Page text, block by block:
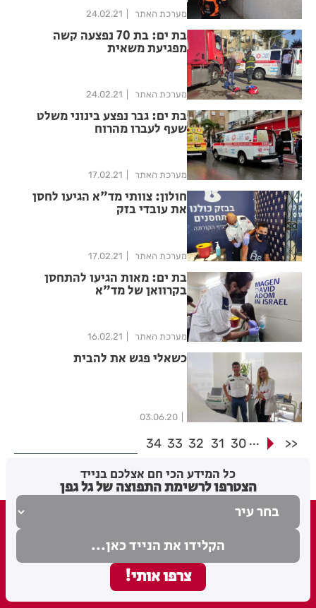
מערכת האתר 24.02.21
בת ים: בת 70 נפצעה קשה
מפגיעת משאית
מערכת האתר 24.02.21
בת ים: גבר נפצע בינוני משלט
שעף לעברו מהרוח
מערכת האתר 17.02.21
חולון: צוותי מד"א הגיעו לחסן
את עובדי בזק
מערכת האתר 17.02.21
בת ים: מאות הגיעו להתחסן
בקרוואן של מד"א
מערכת האתר 16.02.21
כשאלי פגש את להבית
03.06.20
<<
...
30
31
32
33
34
כל המידע הכי חם אצלכם בנייד
הצטרפו לרשימת התפוצה של גל גפן